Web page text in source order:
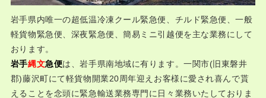
岩手県内唯一の超低温冷凍クール緊急便、チルド緊急便、一般
軽貨物緊急便、深夜緊急便、簡易ミニ引越便を主な業務にして
おります。
岩手縄文急便は、岩手県南地域に有ります。一関市(旧東磐井
郡)藤沢町にて軽貨物開業20周年迎えお客様に愛され喜んで貰
えることを念頭に緊急輸送業務専門に日々業務いたしておりま